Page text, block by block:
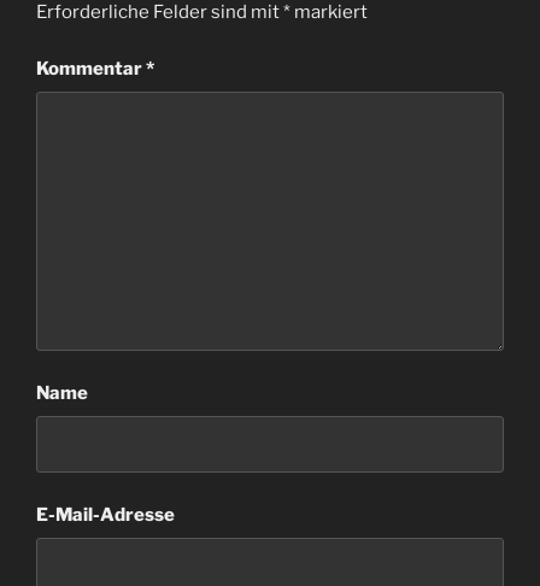
Erforderliche Felder sind mit* markiert
Kommentar*
Name
E-Mail-Adresse